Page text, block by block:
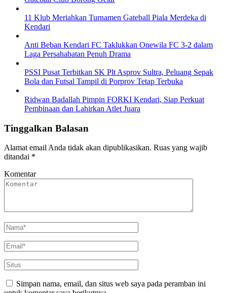
11 Klub Meriahkan Turnamen Gateball Piala Merdeka di
Kendari
Anti Beban Kendari FC Taklukkan Onewila FC 3-2 dalam
Laga Persahabatan Penuh Drama
PSSI Pusat Terbitkan SK Plt Asprov Sultra, Peluang Sepak
Bola dan Futsal Tampil di Porprov Tetap Terbuka
Ridwan Badallah Pimpin FORKI Kendari, Siap Perkuat
Pembinaan dan Lahirkan Atlet Juara
Tinggalkan Balasan
Alamat email Anda tidak akan dipublikasikan. Ruas yang wajib
ditandai *
Komentar
Simpan nama, email, dan situs web saya pada peramban ini